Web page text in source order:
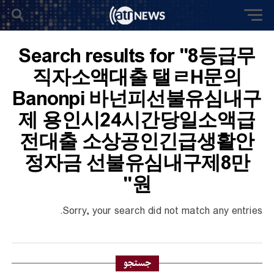
Search results for "8등급무
직자소액대출 탤ㄹH문의
Banonpi 바넌피선불유심내구
제 용인시24시간당일소액급
전대출 소상공인긴급생활안
정자금 선불유심내구제8만
원"
Sorry, your search did not match any entries.
جستجو